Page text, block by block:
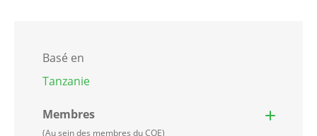
Basé en
Tanzanie
Membres
(Au sein des membres du COE)